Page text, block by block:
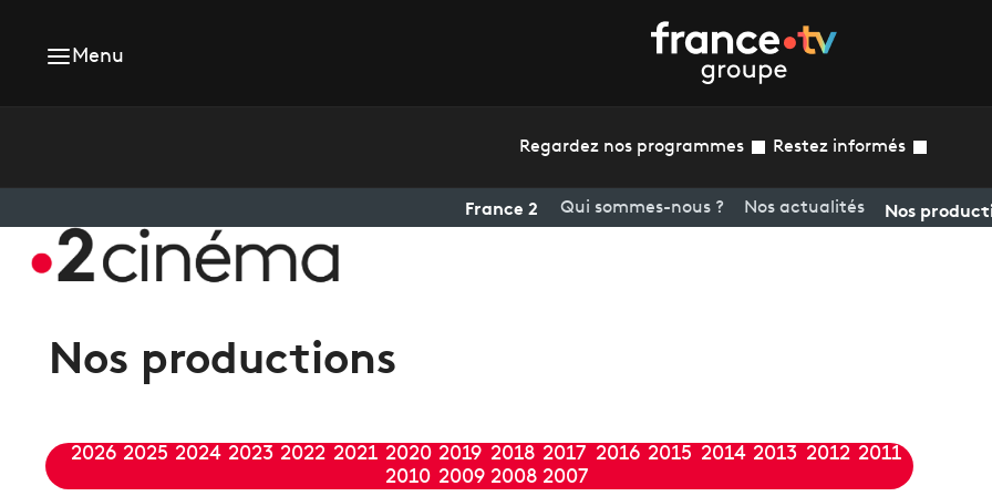
Menu
Regardez nos programmes Restez informés
France 2 Qui sommes-nous ? Nos actualités Nos
Nos productions
2026 2025 2024 2023 2022 2021 2020 2019 2018 2017 2016 2015 2014 2013 2012 2011
2010 2009 2008 2007